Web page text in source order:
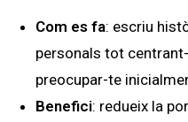
Com es fa: escriu
personals tot
preocupar-te
Benefici: redueix la